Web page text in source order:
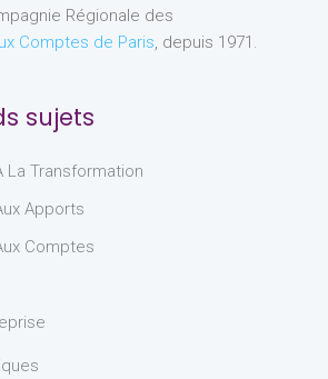
Régionale des
Comptes de Paris, depuis 1971.
sujets
La Transformation
Apports
Comptes